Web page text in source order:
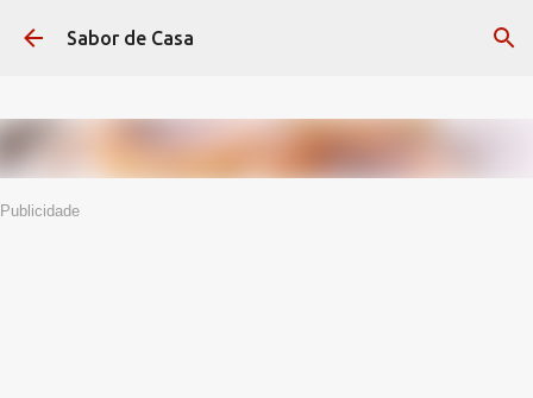
Avançar para o conteúdo principal
Sabor de Casa
Publicidade